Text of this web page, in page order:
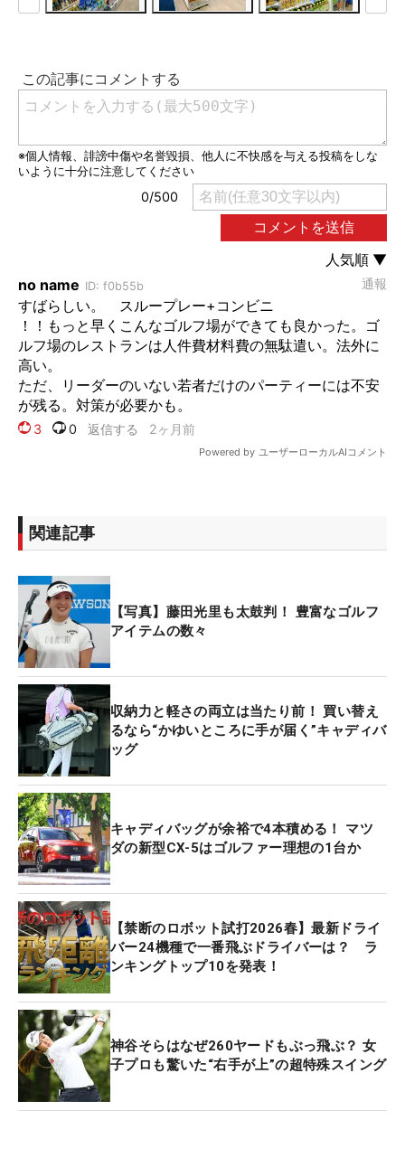
関連記事
【写真】藤田光里も太鼓判！ 豊富なゴルフ
アイテムの数々
収納力と軽さの両立は当たり前！ 買い替え
るなら“かゆいところに手が届く”キャディバ
ッグ
キャディバッグが余裕で4本積める！ マツ
ダの新型CX-5はゴルファー理想の1台か
【禁断のロボット試打2026春】最新ドライ
バー24機種で一番飛ぶドライバーは？ ラ
ンキングトップ10を発表！
神谷そらはなぜ260ヤードもぶっ飛ぶ？ 女
子プロも驚いた“右手が上”の超特殊スイング